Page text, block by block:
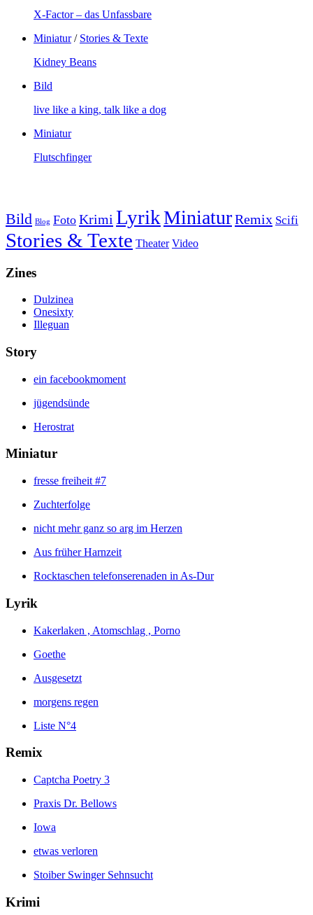
X-Factor – das Unfassbare
Miniatur/ Stories & Texte
Kidney Beans
Bild
live like a king, talk like a dog
Miniatur
Flutschfinger
Bild Blog Foto Krimi LyrikMiniaturRemix Scifi
Stories & Texte Theater Video
Zines
Dulzinea
Onesixty
Illeguan
Story
ein facebookmoment
jügendsünde
Herostrat
Miniatur
fresse freiheit #7
Zuchterfolge
nicht mehr ganz so arg im Herzen
Aus früher Harnzeit
Rocktaschen telefonserenaden in As-Dur
Lyrik
Kakerlaken , Atomschlag , Porno
Goethe
Ausgesetzt
morgens regen
Liste N°4
Remix
Captcha Poetry 3
Praxis Dr. Bellows
Iowa
etwas verloren
Stoiber Swinger Sehnsucht
Krimi